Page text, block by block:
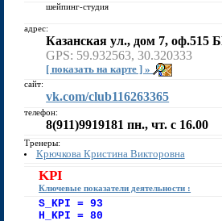
шейпинг-студия
адрес:
Казанская ул., дом 7, оф.515
GPS: 59.932563, 30.320333
[ показать на карте ] »
сайт:
vk.com/club116263365
телефон:
8(911)9919181 пн., чт. с 16.00
Тренеры:
Крючкова Кристина Викторовна
KPI
Ключевые показатели деятельности :
S_KPI = 93
H_KPI = 80